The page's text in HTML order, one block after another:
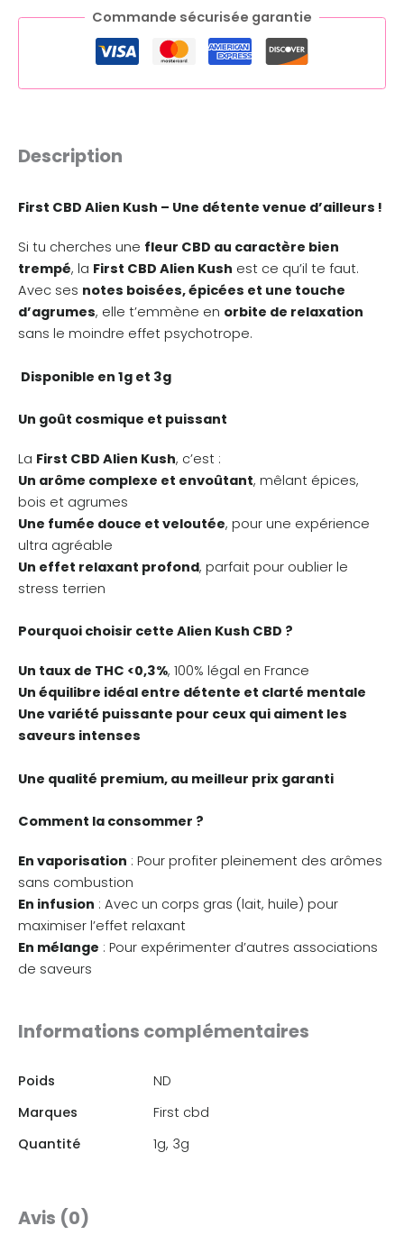
Commande sécurisée garantie
Description
First CBD Alien Kush – Une détente venue d’ailleurs !
Si tu cherches une fleur CBD au caractère bien
trempé, la First CBD Alien Kush est ce qu’il te faut.
Avec ses notes boisées, épicées et une touche
d’agrumes, elle t’emmène en orbite de relaxation
sans le moindre effet psychotrope.
Disponible en 1g et 3g
Un goût cosmique et puissant
La First CBD Alien Kush, c’est :
Un arôme complexe et envoûtant, mêlant épices,
bois et agrumes
Une fumée douce et veloutée, pour une expérience
ultra agréable
Un effet relaxant profond, parfait pour oublier le
stress terrien
Pourquoi choisir cette Alien Kush CBD ?
Un taux de THC <0,3%, 100% légal en France
Un équilibre idéal entre détente et clarté mentale
Une variété puissante pour ceux qui aiment les
saveurs intenses
Une qualité premium, au meilleur prix garanti
Comment la consommer ?
En vaporisation : Pour profiter pleinement des arômes
sans combustion
En infusion : Avec un corps gras (lait, huile) pour
maximiser l’effet relaxant
En mélange : Pour expérimenter d’autres associations
de saveurs
Informations complémentaires
Poids
ND
Marques
First cbd
Quantité
1g, 3g
Avis (0)